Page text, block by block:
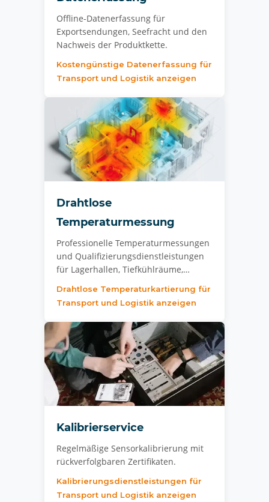
Offline-Datenerfassung für
Exportsendungen, Seefracht und den
Nachweis der Produktkette.
Kostengünstige Datenerfassung für
Transport und Logistik anzeigen
Drahtlose
Temperaturmessung
Professionelle Temperaturmessungen
und Qualifizierungsdienstleistungen
für Lagerhallen, Tiefkühlräume,…
Drahtlose Temperaturkartierung für
Transport und Logistik anzeigen
Kalibrierservice
Regelmäßige Sensorkalibrierung mit
rückverfolgbaren Zertifikaten.
Kalibrierungsdienstleistungen für
Transport und Logistik anzeigen